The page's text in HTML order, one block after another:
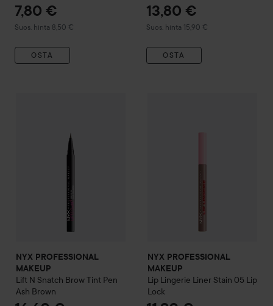
7,80 €
Suos. hinta 8,50 €
Suositeltu hinta 8,50 €
OSTA
13,80 €
Suos. hinta 15,90 €
Suositeltu hinta 15,90 €
OSTA
NYX PROFESSIONAL
MAKEUP
Lift N Snatch Brow Tint Pen
Ash Brown
NYX PROFESSIONAL
MAKEUP
Lip Lingerie Liner Stain 05 Lip
Lock